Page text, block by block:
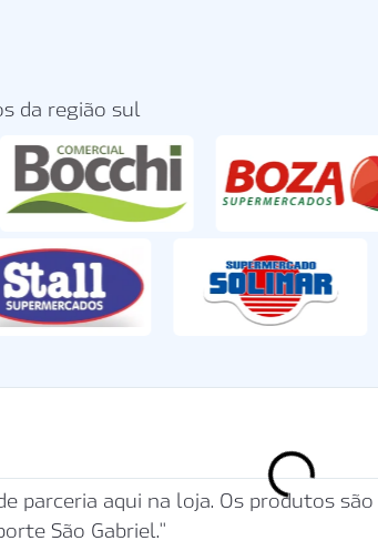
da região sul
parceria aqui na loja. Os produtos
São Gabriel."